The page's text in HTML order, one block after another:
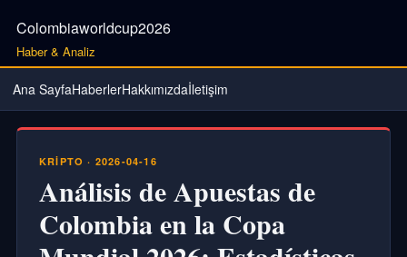
Colombiaworldcup2026
Haber & Analiz
Ana SayfaHaberlerHakkımızdaİletişim
KRIPTO · 2026-04-16
Análisis de Apuestas de
Colombia en la Copa